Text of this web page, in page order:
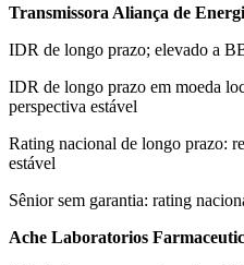
Transmissora Aliança de
IDR de longo prazo; elevado a
IDR de longo prazo em moeda
perspectiva estável
Rating nacional de longo prazo:
estável
Sênior sem garantia: rating
Ache Laboratorios